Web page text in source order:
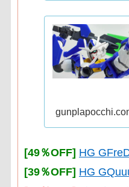
[49％OFF] HG
[39％OFF] HG